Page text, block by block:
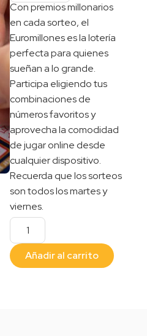
Con premios millonarios
en cada sorteo, el
Euromillones es la lotería
perfecta para quienes
sueñan a lo grande.
Participa eligiendo tus
combinaciones de
números favoritos y
aprovecha la comodidad
de jugar online desde
cualquier dispositivo.
Recuerda que los sorteos
son todos los martes y
viernes.
Añadir al carrito